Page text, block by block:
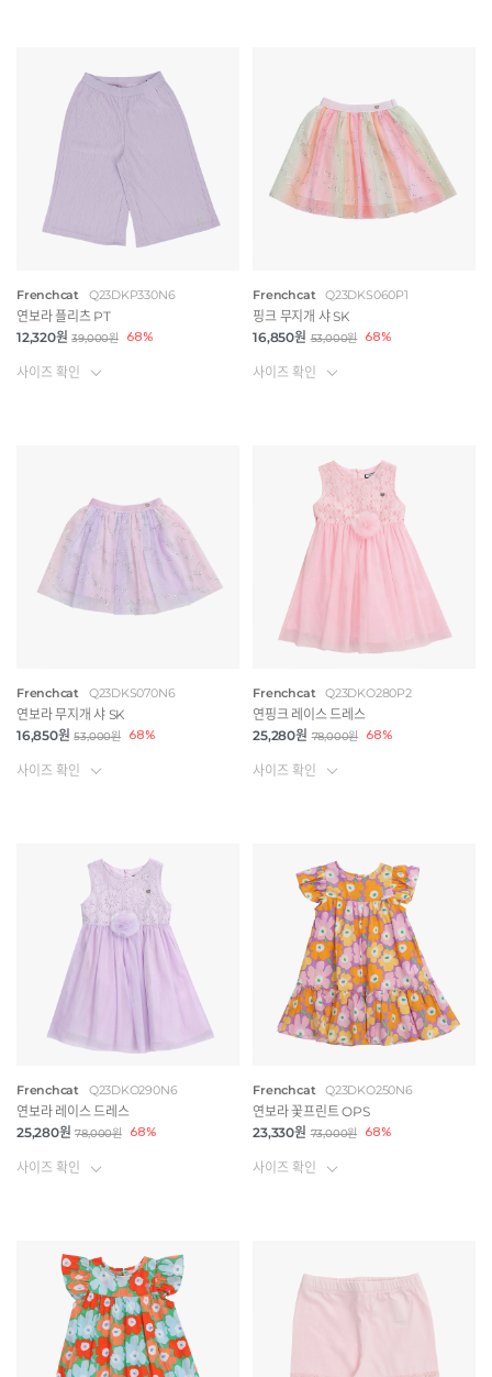
Frenchcat Q23DKP330N6
연보라 플리츠 PT
12,320원 39,000원 68%
사이즈 확인
Frenchcat Q23DKS060P1
핑크 무지개 샤 SK
16,850원 53,000원 68%
사이즈 확인
Frenchcat Q23DKS070N6
연보라 무지개 샤 SK
16,850원 53,000원 68%
사이즈 확인
Frenchcat Q23DKO280P2
연핑크 레이스 드레스
25,280원 78,000원 68%
사이즈 확인
Frenchcat Q23DKO290N6
연보라 레이스 드레스
25,280원 78,000원 68%
사이즈 확인
Frenchcat Q23DKO250N6
연보라 꽃프린트 OPS
23,330원 73,000원 68%
사이즈 확인